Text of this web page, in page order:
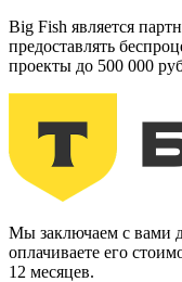
Big Fish является
предоставлять
проекты до 500 000
Мы заключаем с вами
оплачиваете его
12 месяцев.